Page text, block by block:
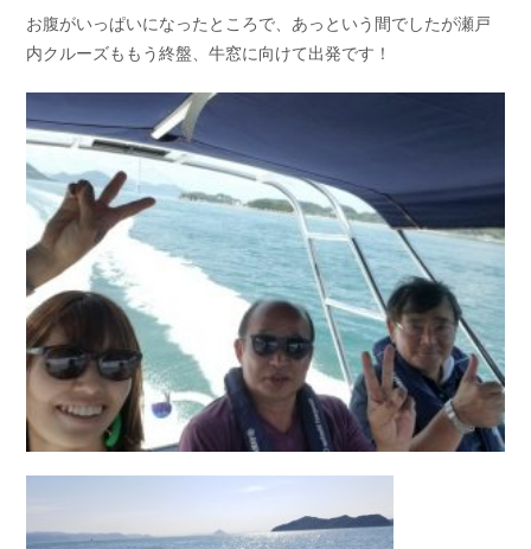
お腹がいっぱいになったところで、あっという間でしたが瀬戸
内クルーズももう終盤、牛窓に向けて出発です！